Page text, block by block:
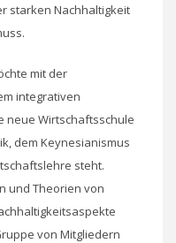
starken Nachhaltigkeit
mit der
integrativen
neue Wirtschaftsschule
dem Keynesianismus
steht.
und Theorien von
von Mitgliedern